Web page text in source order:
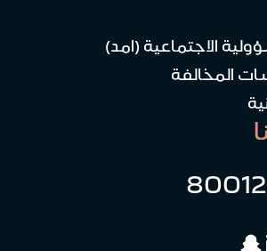
الاجتماعية (امد)
المخالفة